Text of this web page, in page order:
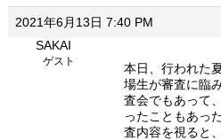
2021年6月13日 7:40 PM
SAKAI
ゲスト
本日、行われた
場生が審査に臨
査会でもあって
ったこともあっ
査内容を視ると